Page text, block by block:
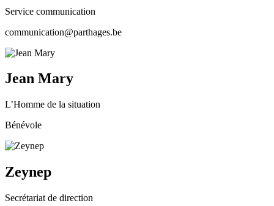
Service communication
communication@parthages.be
Jean Mary
L’Homme de la situation
Bénévole
Zeynep
Secrétariat de direction